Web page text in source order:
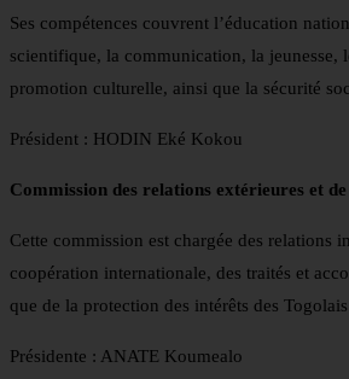
Ses compétences couvrent l’éducation
scientifique, la communication, la jeunesse,
promotion culturelle, ainsi que la sécurité
Président : HODIN Eké Kokou
Commission des relations extérieures et
Cette commission est chargée des relations
coopération internationale, des traités et
que de la protection des intérêts des Togolais
Présidente : ANATE Koumealo